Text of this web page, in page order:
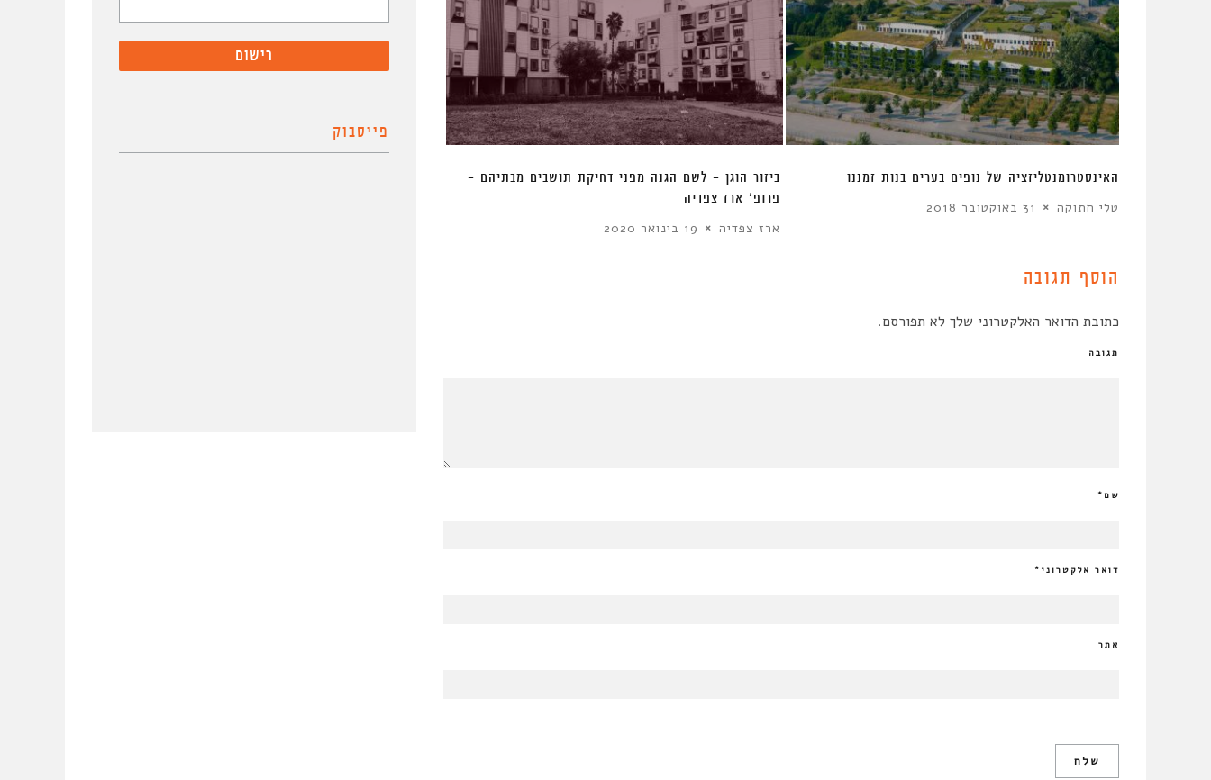
ביזור הוגן – לשם הגנה מפני דחיקת תושבים מבתיהם –
פרופ’ ארז צפדיה
ארז צפדיה 19 בינואר 2020
האינסטרומנטליזציה של נופים בערים בנות זמננו
טלי חתוקה 31 באוקטובר 2018
הוסף תגובה
כתובת הדואר האלקטרוני שלך לא תפורסם.
תגובה
שם*
דואר אלקטרוני *
אתר
פייסבוק